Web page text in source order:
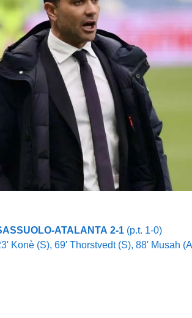
ATALANTA 2-1 (p.t. 1-0)
Konè (S), 69' Thorstvedt (S), 88' Musah